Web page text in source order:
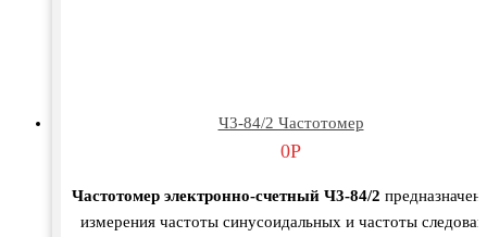
Ч3-84/2 Частотомер
0Р
Частотомер электронно-счетный Ч3-84/2 предназначен
измерения частоты синусоидальных и частоты